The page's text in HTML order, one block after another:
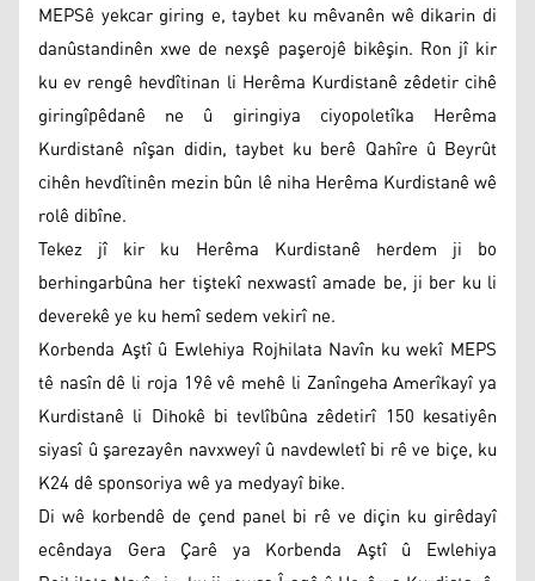
MEPSê yekcar giring e, taybet ku mêvanên wê dikarin di
danûstandinên xwe de nexşê paşerojê bikêşin. Ron jî kir
ku ev rengê hevdîtinan li Herêma Kurdistanê zêdetir cihê
giringîpêdanê ne û giringiya ciyopoletîka Herêma
Kurdistanê nîşan didin, taybet ku berê Qahîre û Beyrût
cihên hevdîtinên mezin bûn lê niha Herêma Kurdistanê wê
rolê dibîne.
Tekez jî kir ku Herêma Kurdistanê herdem ji bo
berhingarbûna her tiştekî nexwastî amade be, ji ber ku li
deverekê ye ku hemî sedem vekirî ne.
Korbenda Aştî û Ewlehiya Rojhilata Navîn ku wekî MEPS
tê nasîn dê li roja 19ê vê mehê li Zanîngeha Amerîkayî ya
Kurdistanê li Dihokê bi tevlîbûna zêdetirî 150 kesatiyên
siyasî û şarezayên navxweyî û navdewletî bi rê ve biçe, ku
K24 dê sponsoriya wê ya medyayî bike.
Di wê korbendê de çend panel bi rê ve diçin ku girêdayî
ecêndaya Gera Çarê ya Korbenda Aştî û Ewlehiya